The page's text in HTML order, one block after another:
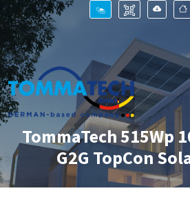
TommaTech 515Wp
G2G TopCon